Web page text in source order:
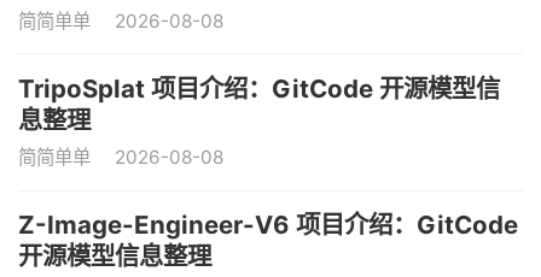
简简单单 2026-08-08
TripoSplat 项目介绍：GitCode 开源模型信
息整理
简简单单 2026-08-08
Z-Image-Engineer-V6 项目介绍：GitCode
开源模型信息整理